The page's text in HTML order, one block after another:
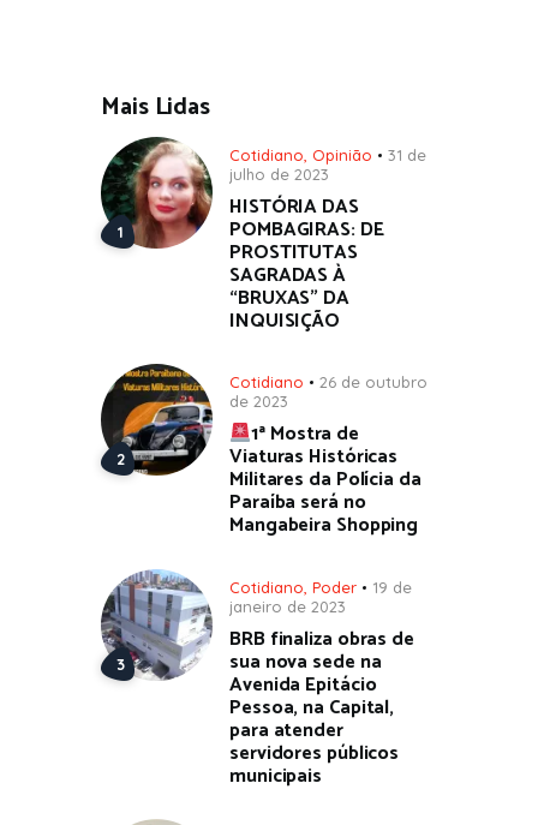
Mais Lidas
Cotidiano Opinião
31 de
julho de 2023
HISTÓRIA DAS
POMBAGIRAS: DE
PROSTITUTAS
SAGRADAS À
“BRUXAS” DA
INQUISIÇÃO
Cotidiano
26 de outubro
de 2023
1ª Mostra de
Viaturas Históricas
Militares da Polícia da
Paraíba será no
Mangabeira Shopping
Cotidiano Poder
19 de
janeiro de 2023
BRB finaliza obras de
sua nova sede na
Avenida Epitácio
Pessoa, na Capital,
para atender
servidores públicos
municipais